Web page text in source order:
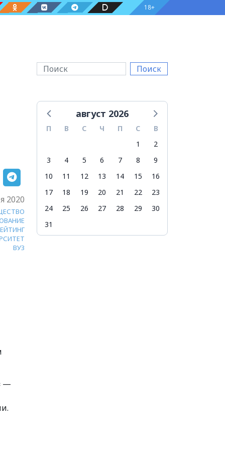
18+
Поиск
2020
ВУЗ
—
август 2026
П В С Ч П С
В
1
2
3
4 5 6 7 8
9
10
11 12 13 14 15
16
17
18 19 20 21 22
23
24
25 26 27 28 29
30
31